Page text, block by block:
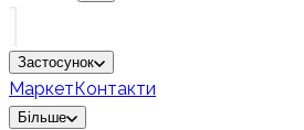
Застосунок
МаркетКонтакти
Більше